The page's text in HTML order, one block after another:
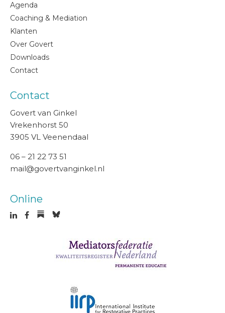
Agenda
Coaching & Mediation
Klanten
Over Govert
Downloads
Contact
Contact
Govert van Ginkel
Vrekenhorst 50
3905 VL Veenendaal
06 – 21 22 73 51
mail@govertvanginkel.nl
Online